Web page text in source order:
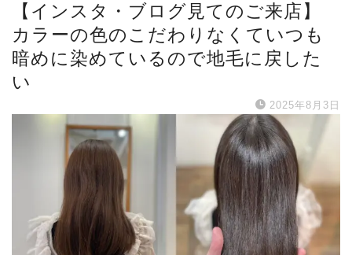
【インスタ・ブログ見てのご来店】
カラーの色のこだわりなくていつも
暗めに染めているので地毛に戻した
い
2025年8月3日